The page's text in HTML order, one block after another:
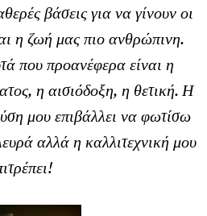
βάσεις για να γίνουν οι
η ζωή μας πιο ανθρώπινη.
που προανέφερα είναι η
η αισιόδοξη, η θετική. Η
μου επιβάλλει να φωτίσω
αλλά η καλλιτεχνική μου